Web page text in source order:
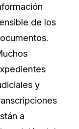
Frecuentes
de video con
de los
y
a